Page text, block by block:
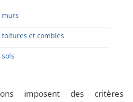
murs
toitures et combles
imposent des critères